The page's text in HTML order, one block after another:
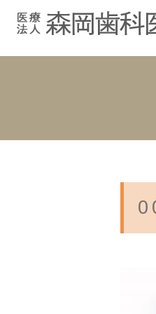
む
院
院